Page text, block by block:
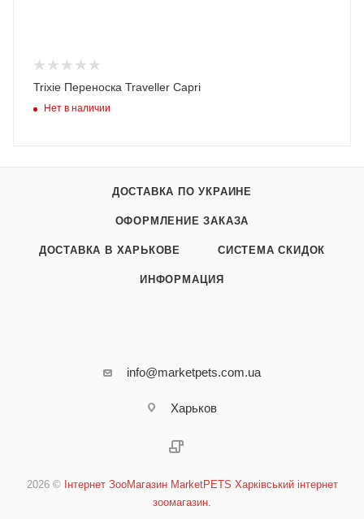
Trixie Переноска Traveller Capri
Нет в наличии
ДОСТАВКА ПО УКРАИНЕ
ОФОРМЛЕНИЕ ЗАКАЗА
ДОСТАВКА В ХАРЬКОВЕ СИСТЕМА СКИДОК
ИНФОРМАЦИЯ
info@marketpets.com.ua
Харьков
2026 © Інтернет ЗооМагазин MarketPETS Харківський інтернет
зоомагазин.